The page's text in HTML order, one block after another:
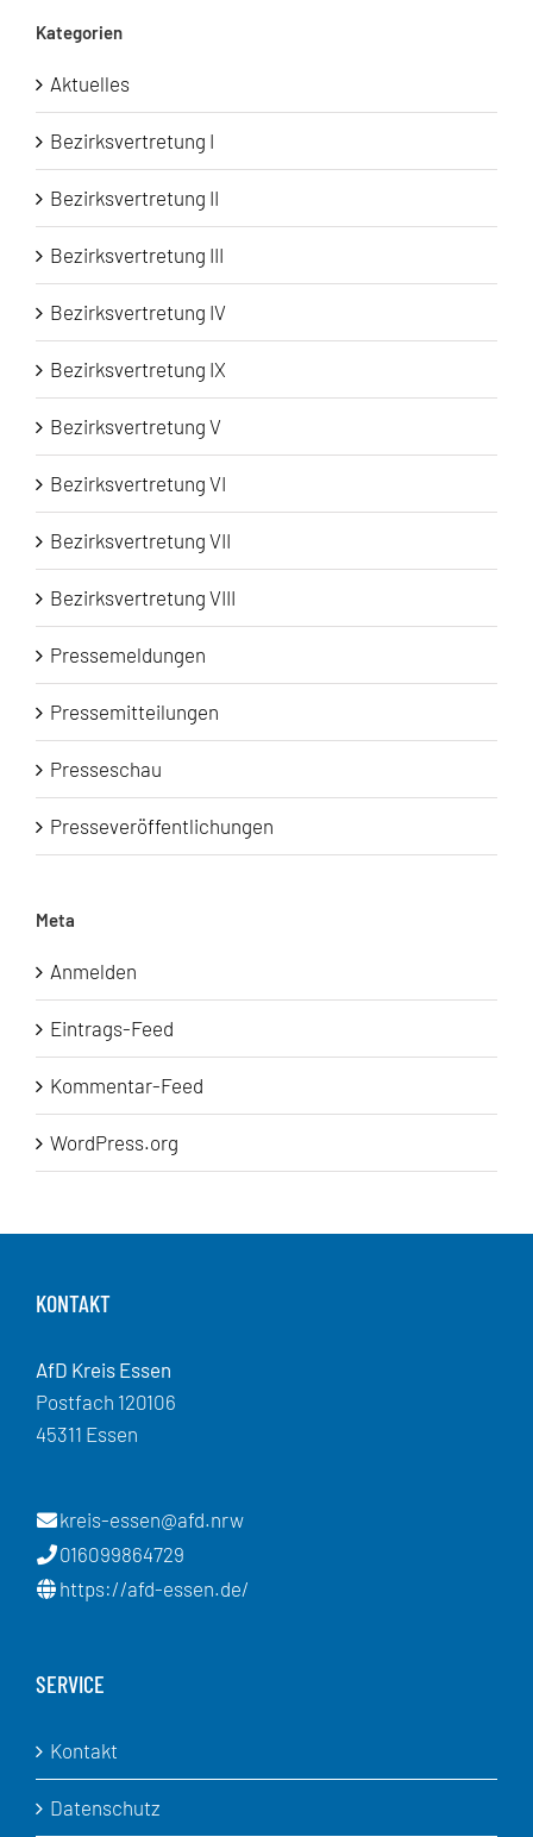
Kategorien
Aktuelles
Bezirksvertretung I
Bezirksvertretung II
Bezirksvertretung III
Bezirksvertretung IV
Bezirksvertretung IX
Bezirksvertretung V
Bezirksvertretung VI
Bezirksvertretung VII
Bezirksvertretung VIII
Pressemeldungen
Pressemitteilungen
Presseschau
Presseveröffentlichungen
Meta
Anmelden
Eintrags-Feed
Kommentar-Feed
WordPress.org
KONTAKT
AfD Kreis Essen
Postfach 120106
45311 Essen
kreis-essen@afd.nrw
016099864729
https://afd-essen.de/
SERVICE
Kontakt
Datenschutz